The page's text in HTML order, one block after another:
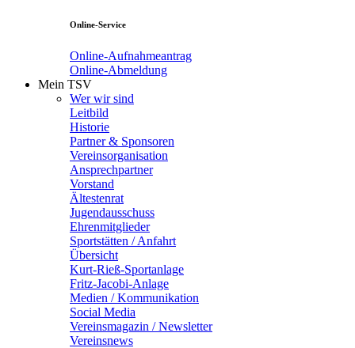
Online-Service
Online-Aufnahmeantrag
Online-Abmeldung
Mein TSV
Wer wir sind
Leitbild
Historie
Partner & Sponsoren
Vereinsorganisation
Ansprechpartner
Vorstand
Ältestenrat
Jugendausschuss
Ehrenmitglieder
Sportstätten / Anfahrt
Übersicht
Kurt-Rieß-Sportanlage
Fritz-Jacobi-Anlage
Medien / Kommunikation
Social Media
Vereinsmagazin / Newsletter
Vereinsnews